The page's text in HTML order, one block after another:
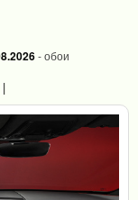
- обои
|